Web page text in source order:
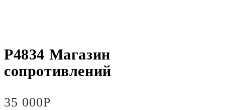
Р4834 Магазин
сопротивлений
35 000Р